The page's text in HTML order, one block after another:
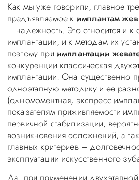
Как мы уже говорили, главное
предъявляемое к имплантам
– надежность. Это относится и к
имплантации, и к методам их
поэтому при имплантации
конкуренции классическая
имплантации. Она существенно
одноэтапную методику и ее
(одномоментная, экспресс-
показателям приживляемости
первичной стабилизации,
возникновения осложнений, а
главных критериев –
эксплуатации искусственного